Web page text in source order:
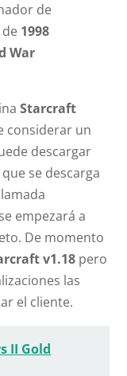
de
de 1998
War
Starcraft
considerar un
descargar
se descarga
empezará a
De momento
v1.18 pero
las
el cliente.
II Gold